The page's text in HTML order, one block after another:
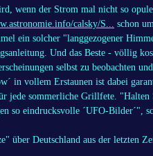
wenn der Strom mal nicht so
calsky/S... schon
ein solcher "langgezogener
Und das Beste - völlig
selbst zu beobachten
in vollem Erstaunen ist dabei
jede sommerliche Grillfete. "Halten
so eindrucksvolle ´UFO-Bilder´",
über Deutschland aus der letzten